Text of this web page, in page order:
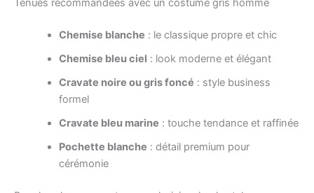
Tenues recommandées avec un costume gris homme
Chemise blanche : le classique propre et chic
Chemise bleu ciel : look moderne et élégant
Cravate noire ou gris foncé : style business
formel
Cravate bleu marine : touche tendance et raffinée
Pochette blanche : détail premium pour
cérémonie